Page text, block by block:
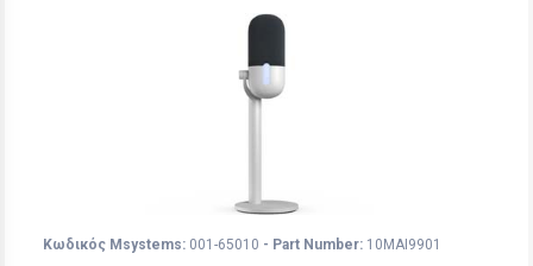
Κωδικός Msystems: 001-65010 - Part Number: 10MAI9901